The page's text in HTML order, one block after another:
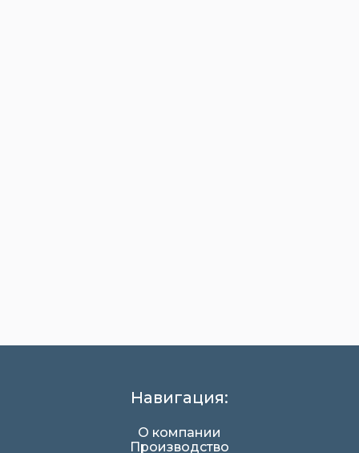
Навигация:
О компании
Производство